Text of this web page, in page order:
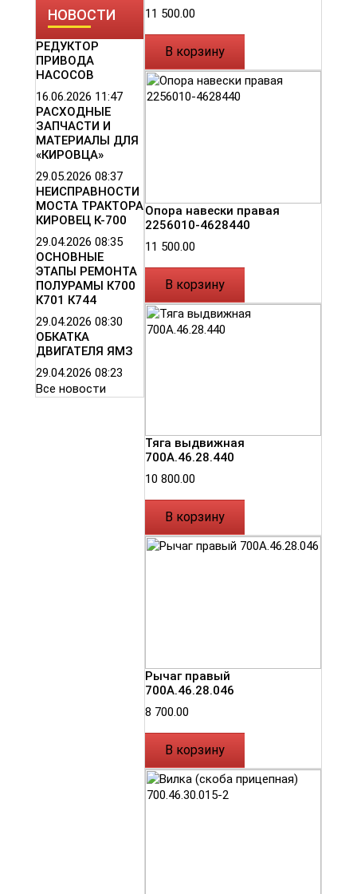
НОВОСТИ
РЕДУКТОР
ПРИВОДА
НАСОСОВ
16.06.2026 11:47
РАСХОДНЫЕ
ЗАПЧАСТИ И
МАТЕРИАЛЫ ДЛЯ
«КИРОВЦА»
29.05.2026 08:37
НЕИСПРАВНОСТИ
МОСТА ТРАКТОРА
КИРОВЕЦ К-700
29.04.2026 08:35
ОСНОВНЫЕ
ЭТАПЫ РЕМОНТА
ПОЛУРАМЫ К700
К701 К744
29.04.2026 08:30
ОБКАТКА
ДВИГАТЕЛЯ ЯМЗ
29.04.2026 08:23
Все новости
11 500.00
В корзину
Опора навески правая
2256010-4628440
11 500.00
В корзину
Тяга выдвижная
700А.46.28.440
10 800.00
В корзину
Рычаг правый
700А.46.28.046
8 700.00
В корзину